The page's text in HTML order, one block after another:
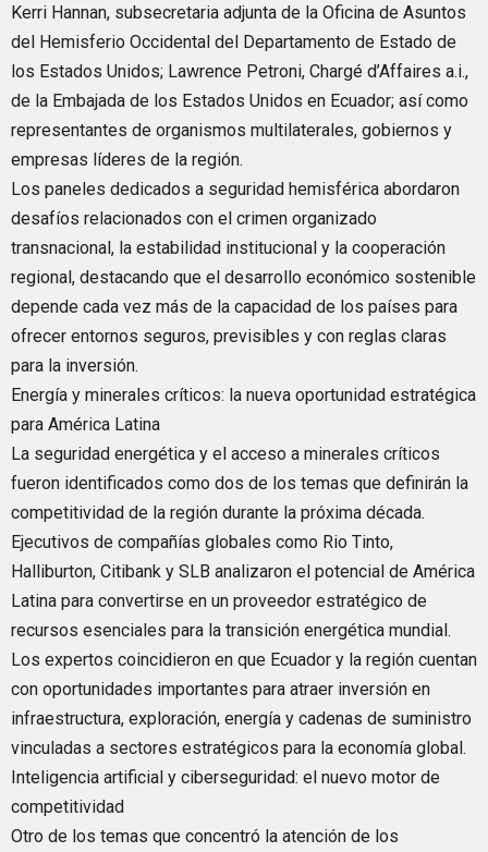
Kerri Hannan, subsecretaria adjunta de la Oficina de Asuntos
del Hemisferio Occidental del Departamento de Estado de
los Estados Unidos; Lawrence Petroni, Chargé d’Affaires a.i.,
de la Embajada de los Estados Unidos en Ecuador; así como
representantes de organismos multilaterales, gobiernos y
empresas líderes de la región.
Los paneles dedicados a seguridad hemisférica abordaron
desafíos relacionados con el crimen organizado
transnacional, la estabilidad institucional y la cooperación
regional, destacando que el desarrollo económico sostenible
depende cada vez más de la capacidad de los países para
ofrecer entornos seguros, previsibles y con reglas claras
para la inversión.
Energía y minerales críticos: la nueva oportunidad estratégica
para América Latina
La seguridad energética y el acceso a minerales críticos
fueron identificados como dos de los temas que definirán la
competitividad de la región durante la próxima década.
Ejecutivos de compañías globales como Rio Tinto,
Halliburton, Citibank y SLB analizaron el potencial de América
Latina para convertirse en un proveedor estratégico de
recursos esenciales para la transición energética mundial.
Los expertos coincidieron en que Ecuador y la región cuentan
con oportunidades importantes para atraer inversión en
infraestructura, exploración, energía y cadenas de suministro
vinculadas a sectores estratégicos para la economía global.
Inteligencia artificial y ciberseguridad: el nuevo motor de
competitividad
Otro de los temas que concentró la atención de los